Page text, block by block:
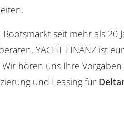
seit mehr als
YACHT-FINANZ ist
Wir hören uns Ihre
und Leasing für